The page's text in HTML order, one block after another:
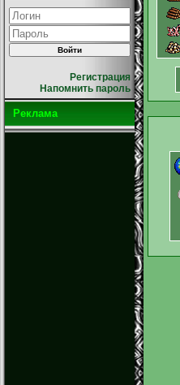
Регистрация
Напомнить пароль
Реклама